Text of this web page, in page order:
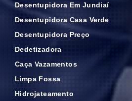
Desentupidora Em Jundiaí
Desentupidora Casa Verde
Desentupidora Preço
Dedetizadora
Caça Vazamentos
Limpa Fossa
Hidrojateamento